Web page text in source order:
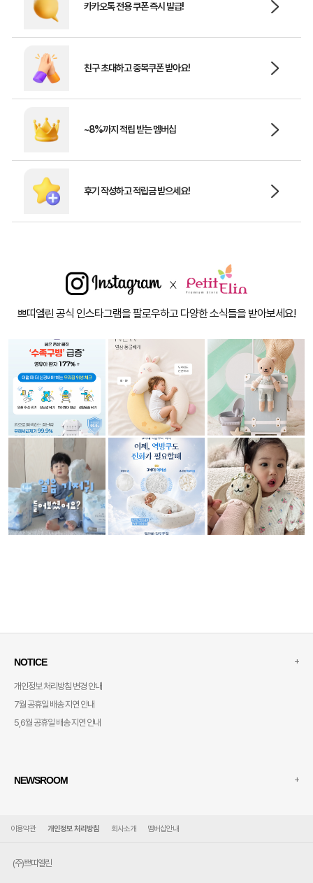
카카오톡 전용 쿠폰 즉시 발급!
친구 초대하고 중복쿠폰 받아요!
~8%까지 적립 받는 멤버십
후기 작성하고 적립금 받으세요!
쁘띠엘린 공식 인스타그램을 팔로우하고 다양한 소식들을 받아보세요!
NOTICE
개인정보 처리방침 변경 안내
7월 공휴일 배송 지연 안내
5,6월 공휴일 배송 지연 안내
+
NEWSROOM +
이용약관 개인정보 처리방침 회사소개 멤버십안내
(주)쁘띠엘린